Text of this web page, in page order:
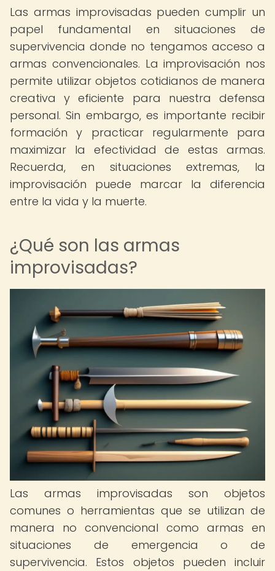
Las armas improvisadas pueden cumplir un
papel fundamental en situaciones de
supervivencia donde no tengamos acceso a
armas convencionales. La improvisación nos
permite utilizar objetos cotidianos de manera
creativa y eficiente para nuestra defensa
personal. Sin embargo, es importante recibir
formación y practicar regularmente para
maximizar la efectividad de estas armas.
Recuerda, en situaciones extremas, la
improvisación puede marcar la diferencia
entre la vida y la muerte.
¿Qué son las armas
improvisadas?
Las armas improvisadas son objetos
comunes o herramientas que se utilizan de
manera no convencional como armas en
situaciones de emergencia o de
supervivencia. Estos objetos pueden incluir